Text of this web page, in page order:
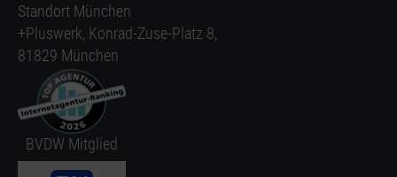
Standort München
+Pluswerk, Konrad-Zuse-Platz 8,
81829 München
BVDW Mitglied